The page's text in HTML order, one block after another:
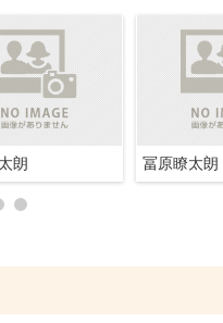
朗 冨原瞭太朗